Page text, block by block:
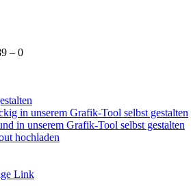
– 0
in unserem Grafik-Tool selbst gestalten
in unserem Grafik-Tool selbst gestalten
hochladen
Link